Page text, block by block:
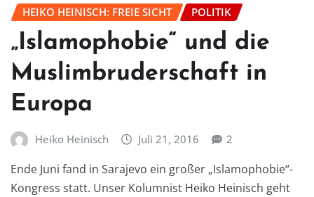
HEIKO HEINISCH: FREIE SICHT POLITIK
„Islamophobie“ und die
Muslimbruderschaft in
Europa
Heiko Heinisch Juli 21, 2016 2
Ende Juni fand in Sarajevo ein großer „Islamophobie“-
Kongress statt. Unser Kolumnist Heiko Heinisch geht